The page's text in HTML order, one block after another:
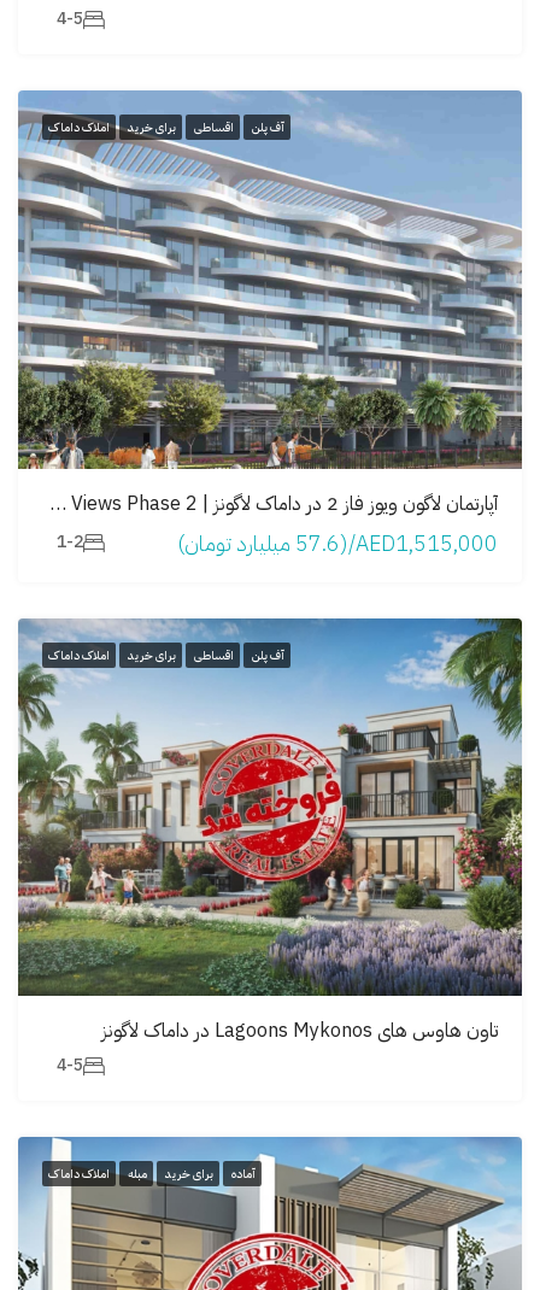
4-5
آف پلن اقساطی برای خرید املاک داماک
آپارتمان لاگون ویوز فاز 2 در داماک لاگونز | Lagoon Views Phase 2
AED1,515,000/(57.6 میلیارد تومان) 1-2
آف پلن اقساطی برای خرید املاک داماک
تاون هاوس های Lagoons Mykonos در داماک لاگونز
4-5
آماده برای خرید مبله املاک داماک